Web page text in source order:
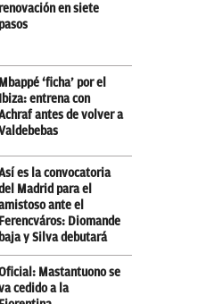
renovación en siete
pasos
Mbappé ‘ficha’ por el
Ibiza: entrena con
antes de volver a
es la convocatoria
Madrid para el
ante el
Ferencváros: Diomande
baja y Silva debutará
Mastantuono se
cedido a la